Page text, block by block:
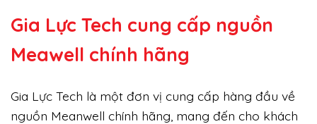
Gia Lực Tech cung cấp nguồn
Meawell chính hãng
Gia Lực Tech là một đơn vị cung cấp hàng đầu về
nguồn Meanwell chính hãng, mang đến cho khách